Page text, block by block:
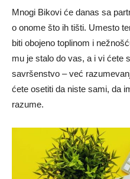
Mnogi Bikovi će danas sa
o onome što ih tišti. Umesto
biti obojeno toplinom i
mu je stalo do vas, a i vi ćete
savršenstvo – već
ćete osetiti da niste sami, da
razume.